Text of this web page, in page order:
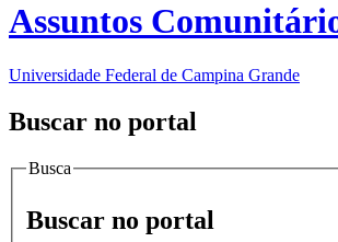
Assuntos
Universidade Federal de Campina Grande
Buscar no portal
Busca
Buscar no portal